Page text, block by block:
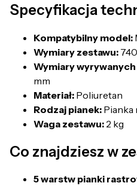
Specyfikacja
Kompatybilny model:
Wymiary zestawu:
Wymiary
mm
Materiał: Poliuretan
Rodzaj pianek: Pianka
Waga zestawu: 2 kg
Co znajdziesz w
5 warstw pianki